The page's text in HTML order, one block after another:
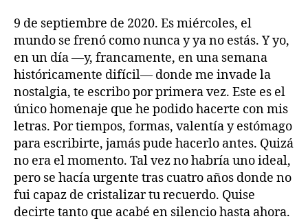
9 de septiembre de 2020. Es miércoles, el
mundo se frenó como nunca y ya no estás. Y yo,
en un día —y, francamente, en una semana
históricamente difícil— donde me invade la
nostalgia, te escribo por primera vez. Este es el
único homenaje que he podido hacerte con mis
letras. Por tiempos, formas, valentía y estómago
para escribirte, jamás pude hacerlo antes. Quizá
no era el momento. Tal vez no habría uno ideal,
pero se hacía urgente tras cuatro años donde no
fui capaz de cristalizar tu recuerdo. Quise
decirte tanto que acabé en silencio hasta ahora.